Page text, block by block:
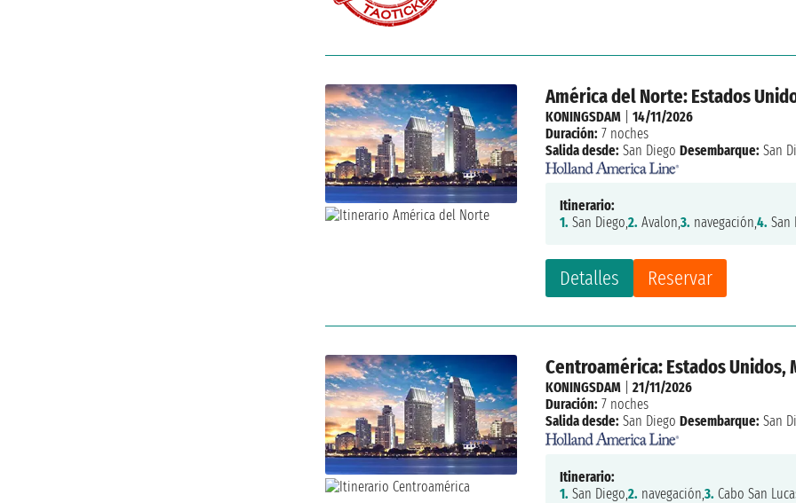
América del Norte: Estados
Detalles Reservar
KONINGSDAM |14/11/2026
Duración: 7 noches
Salida desde: San Diego Desembarque: San
Itinerario:
1. San Diego,2. Avalon,3. navegación,4. San
Centroamérica: Estados Unidos,
KONINGSDAM |21/11/2026
Duración: 7 noches
Salida desde: San Diego Desembarque: San
Itinerario:
1. San Diego,2. navegación,3. Cabo San